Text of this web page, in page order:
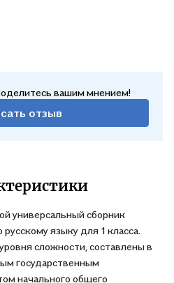
вашим мнением!
отзыв
универсальный сборник
языку для 1 класса.
сложности, составлены в
государственным
начального общего